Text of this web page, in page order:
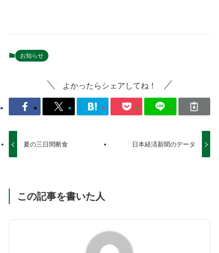
お知らせ
よかったらシェアしてね！
夏の三日間断食 日本経済新聞のデータ
この記事を書いた人